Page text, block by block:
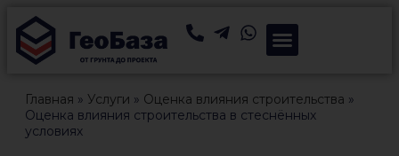
Главная » Услуги » Оценка влияния строительства »
Оценка влияния строительства в стеснённых
условиях